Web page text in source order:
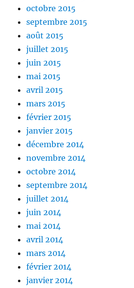
octobre 2015
septembre 2015
août 2015
juillet 2015
juin 2015
mai 2015
avril 2015
mars 2015
février 2015
janvier 2015
décembre 2014
novembre 2014
octobre 2014
septembre 2014
juillet 2014
juin 2014
mai 2014
avril 2014
mars 2014
février 2014
janvier 2014